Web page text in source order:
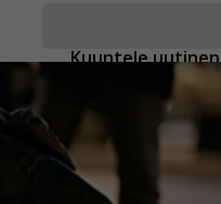
Kuuntele uutinen